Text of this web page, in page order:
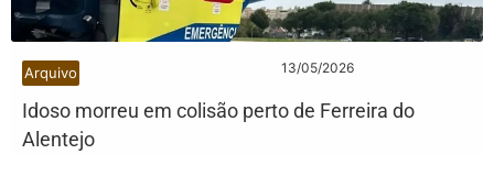
Arquivo 13/05/2026
Idoso morreu em colisão perto de Ferreira do
Alentejo